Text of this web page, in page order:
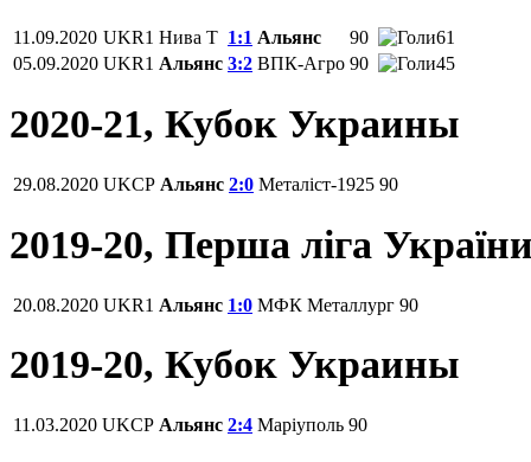
11.09.2020 UKR1 Нива Т 1:1 Альянс 90
61
05.09.2020 UKR1 Альянс 3:2 ВПК-Агро 90 45
2020-21, Кубок Украины
29.08.2020 UKCP Альянс 2:0 Металіст-1925 90
2019-20, Перша ліга
20.08.2020 UKR1 Альянс 1:0 МФК Металлург 90
2019-20, Кубок Украины
11.03.2020 UKCP Альянс 2:4 Маріуполь 90